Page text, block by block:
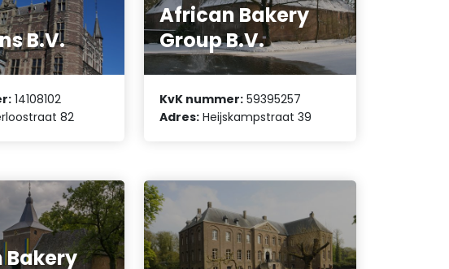
B.V.
14108102
82
African Bakery
Group B.V.
KvK nummer: 59395257
Adres: Heijskampstraat 39